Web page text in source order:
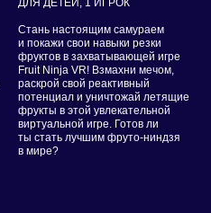
ДЛЯ ДЕТЕЙ, 1 ИГРОК
Стань настоящим самураем
и покажи свои навыки резки
фруктов в захватывающей игре
Fruit Ninja VR! Взмахни мечом,
раскрой свой реактивный
потенциал и уничтожай летящие
фрукты в этой увлекательной
виртуальной игре. Готов ли
ты стать лучшим фруто-ниндзя
в мире?